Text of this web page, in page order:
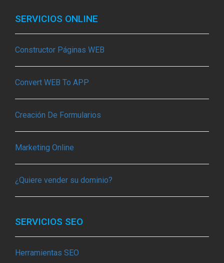
SERVICIOS ONLINE
Constructor Páginas WEB
Convert WEB To APP
Creación De Formularios
Marketing Online
¿Quiere vender su dominio?
SERVICIOS SEO
Herramientas SEO